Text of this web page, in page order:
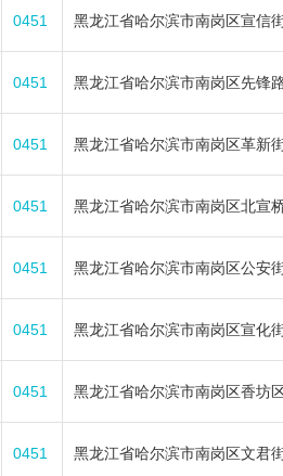
0451 黑龙江省哈尔滨市南岗区宣信
0451 黑龙江省哈尔滨市南岗区先锋
0451 黑龙江省哈尔滨市南岗区革新
0451 黑龙江省哈尔滨市南岗区北宣
0451 黑龙江省哈尔滨市南岗区公安
0451 黑龙江省哈尔滨市南岗区宣化
0451 黑龙江省哈尔滨市南岗区香坊
0451 黑龙江省哈尔滨市南岗区文君